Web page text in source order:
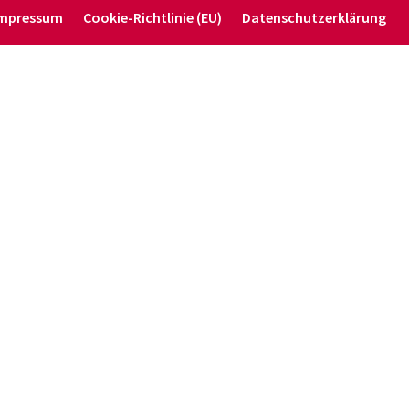
Cookie-Richt­­linie (EU) Daten­schutz­er­klärung